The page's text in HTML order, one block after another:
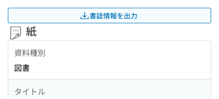
書誌情報を出力
紙
資料種別
図書
タイトル